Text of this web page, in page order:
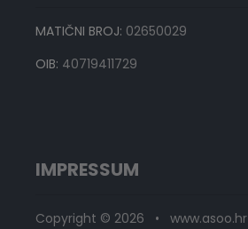
MATIČNI BROJ: 02650029
OIB: 40719411729
IMPRESSUM
Copyright © 2026 • www.asoo.hr